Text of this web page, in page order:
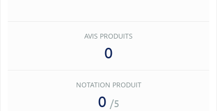
AVIS PRODUITS
0
NOTATION PRODUIT
0 /5